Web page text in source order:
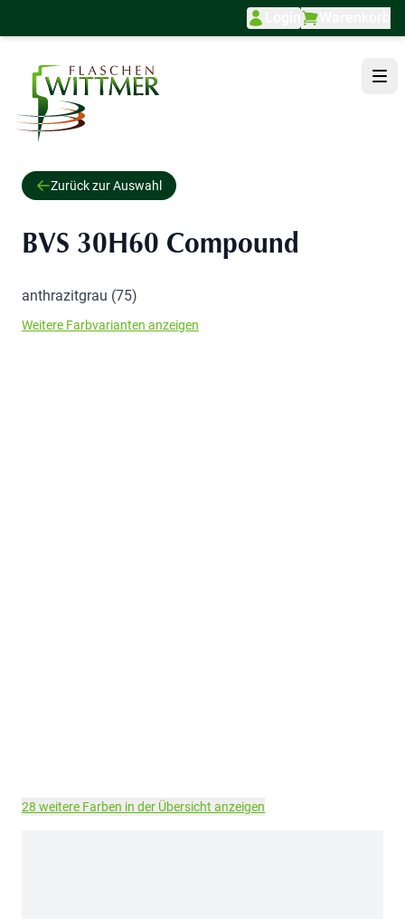
Zurück zur Auswahl
BVS 30H60 Compound
anthrazitgrau (75)
Weitere Farbvarianten anzeigen
28 weitere Farben in der Übersicht anzeigen